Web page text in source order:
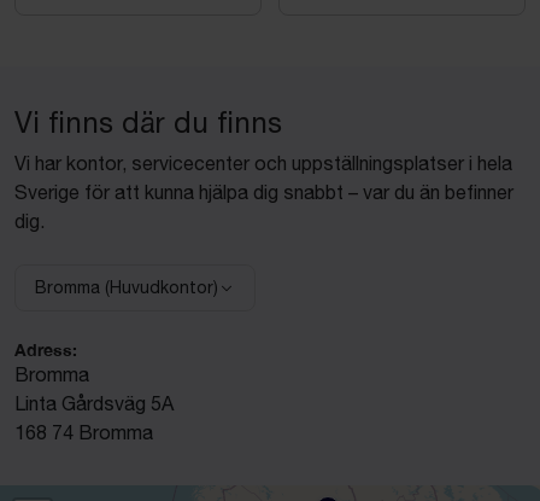
Vi finns där du finns
Vi har kontor, servicecenter och uppställningsplatser i hela
Sverige för att kunna hjälpa dig snabbt – var du än befinner
dig.
Välj anläggning:
Bromma (Huvudkontor)
Adress:
Bromma
Linta Gårdsväg 5A
168 74 Bromma